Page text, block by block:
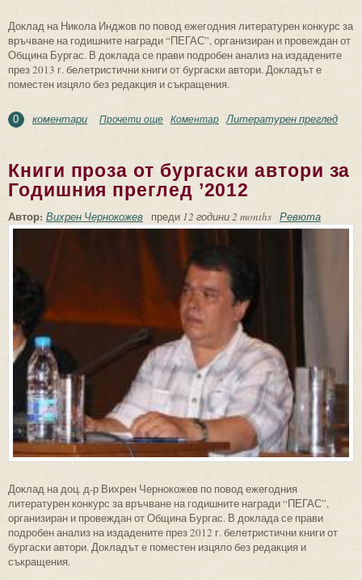
Доклад на Никола Инджов по повод ежегодния литературен конкурс за
връчване на годишните награди “ПЕГАС”, организиран и провеждан от
Община Бургас. В доклада се прави подробен анализ на издадените
през 2013 г. белетристични книги от бургаски автори. Докладът е
поместен изцяло без редакция и съкращения.
0 коментари Прочети още about Книги проза от бургаски автори за
Коментар Литературен преглед
Книги проза от бургаски автори за
Годишния преглед ’2012
Автор: Вихрен Чернокожев преди 12 години 2 months Ревюта
Доклад на доц. д-р Вихрен Чернокожев по повод ежегодния
литературен конкурс за връчване на годишните награди “ПЕГАС”,
организиран и провеждан от Община Бургас. В доклада се прави
подробен анализ на издадените през 2012 г. белетристични книги от
бургаски автори. Докладът е поместен изцяло без редакция и
съкращения.